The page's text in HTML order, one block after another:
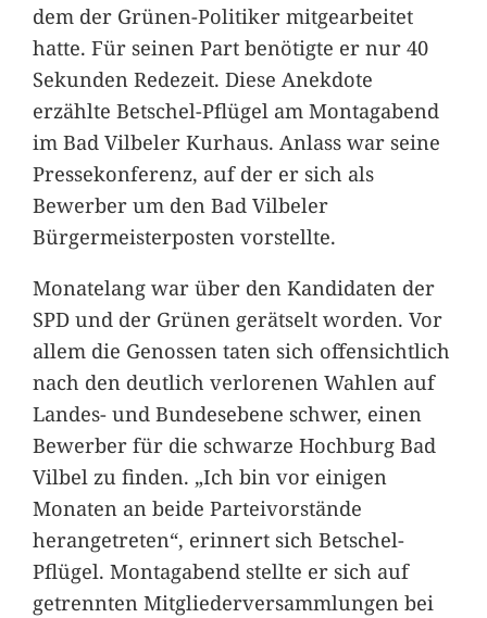
dem der Grünen-Politiker mitgearbeitet
hatte. Für seinen Part benötigte er nur 40
Sekunden Redezeit. Diese Anekdote
erzählte Betschel-Pflügel am Montagabend
im Bad Vilbeler Kurhaus. Anlass war seine
Pressekonferenz, auf der er sich als
Bewerber um den Bad Vilbeler
Bürgermeisterposten vorstellte.
Monatelang war über den Kandidaten der
SPD und der Grünen gerätselt worden. Vor
allem die Genossen taten sich offensichtlich
nach den deutlich verlorenen Wahlen auf
Landes- und Bundesebene schwer, einen
Bewerber für die schwarze Hochburg Bad
Vilbel zu finden. „Ich bin vor einigen
Monaten an beide Parteivorstände
herangetreten“, erinnert sich Betschel-
Pflügel. Montagabend stellte er sich auf
getrennten Mitgliederversammlungen bei